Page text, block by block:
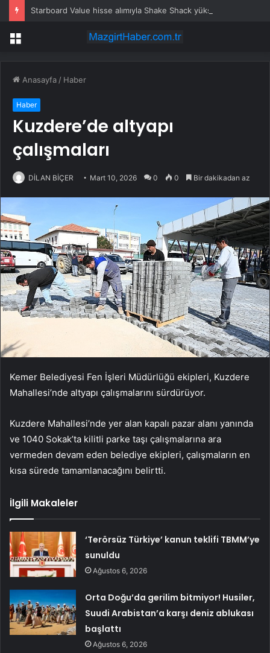
Starboard Value hisse alımıyla Shake Shack yükseldi
Menü
Anasayfa / Haber
Haber
Kuzdere’de altyapı
çalışmaları
DİLAN BİÇER Mart 10, 2026 0 0 Bir dakikadan az
Kemer Belediyesi Fen İşleri Müdürlüğü ekipleri, Kuzdere
Mahallesi’nde altyapı çalışmalarını sürdürüyor.
Kuzdere Mahallesi’nde yer alan kapalı pazar alanı yanında
ve 1040 Sokak’ta kilitli parke taşı çalışmalarına ara
vermeden devam eden belediye ekipleri, çalışmaların en
kısa sürede tamamlanacağını belirtti.
İlgili Makaleler
‘Terörsüz Türkiye’ kanun teklifi TBMM’ye
sunuldu
Ağustos 6, 2026
Orta Doğu’da gerilim bitmiyor! Husiler,
Suudi Arabistan’a karşı deniz ablukası
başlattı
Ağustos 6, 2026